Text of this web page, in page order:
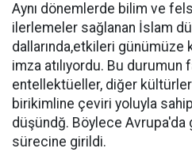
Aynı dönemlerde bilim ve
ilerlemeler sağlanan İslam
dallarında,etkileri günümüze
imza atılıyordu. Bu durumun
entellektüeller, diğer
birikimline çeviri yoluyla
düşündğ. Böylece Avrupa'da
sürecine girildi.